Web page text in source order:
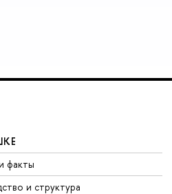
факты
и структура